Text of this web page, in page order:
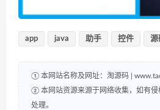
app java 助手 控件 源
① 本网站名称及网址：淘源码 |
② 本网站资源来源于网络收集，如有侵
处理。